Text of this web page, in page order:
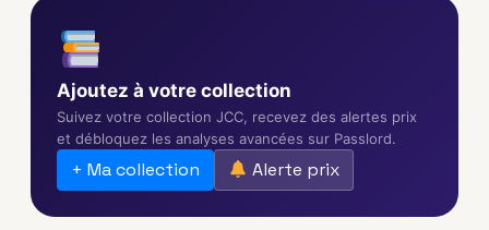
Ajoutez à votre collection
Suivez votre collection JCC, recevez des alertes prix
et débloquez les analyses avancées sur Passlord.
+ Ma collection Alerte prix